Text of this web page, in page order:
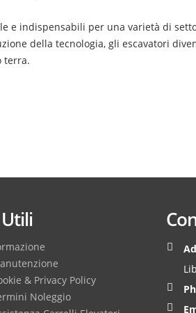
e indispensabili per una varietà di
della tecnologia, gli escavatori
terra.
& Privacy Policy
Noleggio